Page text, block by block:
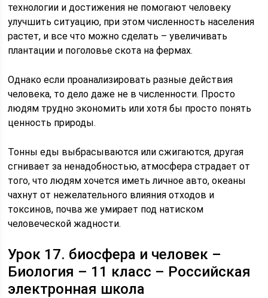
технологии и достижения не помогают человеку
улучшить ситуацию, при этом численность населения
растет, и все что можно сделать – увеличивать
плантации и поголовье скота на фермах.
Однако если проанализировать разные действия
человека, то дело даже не в численности. Просто
людям трудно экономить или хотя бы просто понять
ценность природы.
Тонны еды выбрасываются или сжигаются, другая
сгнивает за ненадобностью, атмосфера страдает от
того, что людям хочется иметь личное авто, океаны
чахнут от нежелательного влияния отходов и
токсинов, почва же умирает под натиском
человеческой жадности.
Урок 17. биосфера и человек –
Биология – 11 класс – Российская
электронная школа